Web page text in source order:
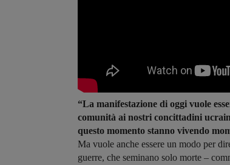
“La manifestazione di oggi vuole
comunità ai nostri concittadini
questo momento stanno vivendo
Ma vuole anche essere un modo per
guerre, che seminano solo morte –